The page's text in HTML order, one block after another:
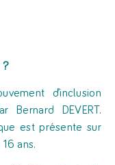
?
d’inclusion
DEVERT.
est présente sur
ans.